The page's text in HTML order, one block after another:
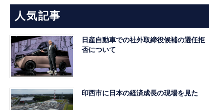
人気記事
日産自動車での社外取締役候補の選任拒
否について
印西市に日本の経済成長の現場を見た